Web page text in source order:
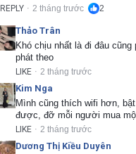
REPLY · 2 tháng trước 2
Thảo Trân
Khó chịu nhất là đi đâu
phát theo
LIKE · 2 tháng trước
Kim Nga
Mình cũng thích wifi hơn,
được, đỡ mỗi người mua
LIKE · 2 tháng trước
Dương Thị Kiều Duyên